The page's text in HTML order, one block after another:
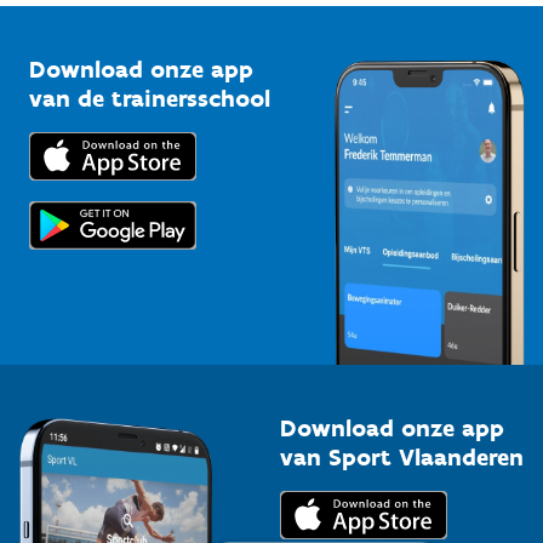
Bedrijven
Trainers en begeleiders
Topsporters
Vlaamse Trainersschool
Kennisplatform
Downloads
Voor de pers
Download onze app
van de trainersschool
Download onze app
van Sport Vlaanderen